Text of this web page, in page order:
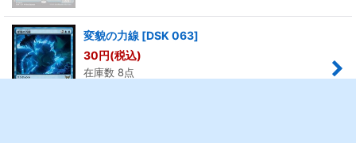
変貌の力線 [DSK 063]
30円(税込)
在庫数 8点